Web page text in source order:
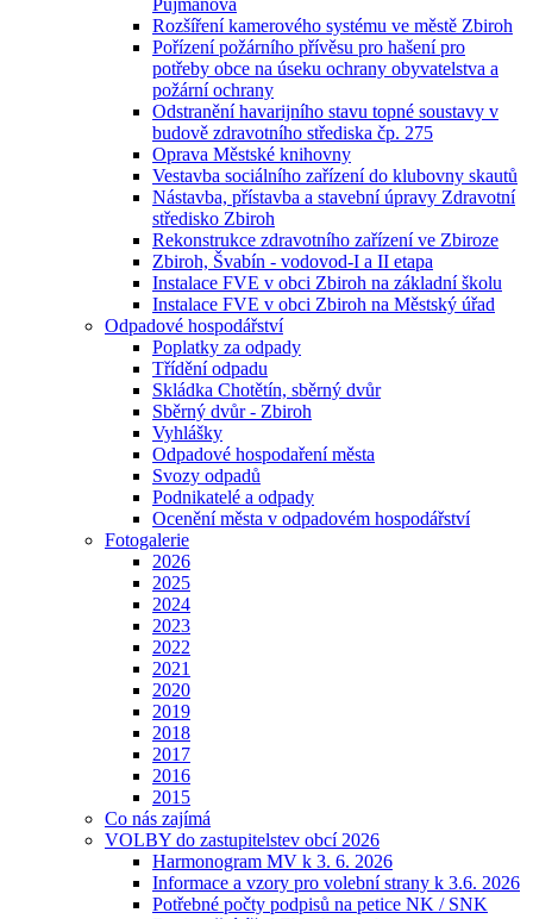
Pujmanova
Rozšíření kamerového systému ve městě Zbiroh
Pořízení požárního přívěsu pro hašení pro
potřeby obce na úseku ochrany obyvatelstva a
požární ochrany
Odstranění havarijního stavu topné soustavy v
budově zdravotního střediska čp. 275
Oprava Městské knihovny
Vestavba sociálního zařízení do klubovny skautů
Nástavba, přístavba a stavební úpravy Zdravotní
středisko Zbiroh
Rekonstrukce zdravotního zařízení ve Zbiroze
Zbiroh, Švabín - vodovod-I a II etapa
Instalace FVE v obci Zbiroh na základní školu
Instalace FVE v obci Zbiroh na Městský úřad
Odpadové hospodářství
Poplatky za odpady
Třídění odpadu
Skládka Chotětín, sběrný dvůr
Sběrný dvůr - Zbiroh
Vyhlášky
Odpadové hospodaření města
Svozy odpadů
Podnikatelé a odpady
Ocenění města v odpadovém hospodářství
Fotogalerie
2026
2025
2024
2023
2022
2021
2020
2019
2018
2017
2016
2015
Co nás zajímá
VOLBY do zastupitelstev obcí 2026
Harmonogram MV k 3. 6. 2026
Informace a vzory pro volební strany k 3.6. 2026
Potřebné počty podpisů na petice NK / SNK